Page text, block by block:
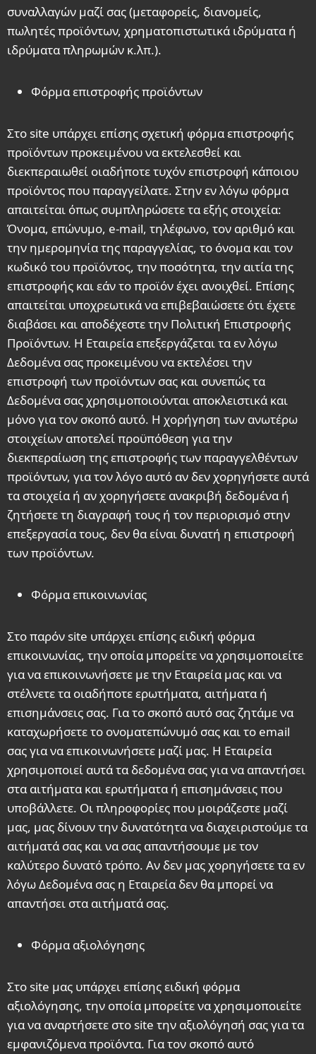
συναλλαγών μαζί σας (μεταφορείς, διανομείς,
πωλητές προϊόντων, χρηματοπιστωτικά ιδρύματα ή
ιδρύματα πληρωμών κ.λπ.).
Φόρμα επιστροφής προϊόντων
Στο site υπάρχει επίσης σχετική φόρμα επιστροφής
προϊόντων προκειμένου να εκτελεσθεί και
διεκπεραιωθεί οιαδήποτε τυχόν επιστροφή κάποιου
προϊόντος που παραγγείλατε. Στην εν λόγω φόρμα
απαιτείται όπως συμπληρώσετε τα εξής στοιχεία:
Όνομα, επώνυμο, e-mail, τηλέφωνο, τον αριθμό και
την ημερομηνία της παραγγελίας, το όνομα και τον
κωδικό του προϊόντος, την ποσότητα, την αιτία της
επιστροφής και εάν το προϊόν έχει ανοιχθεί. Επίσης
απαιτείται υποχρεωτικά να επιβεβαιώσετε ότι έχετε
διαβάσει και αποδέχεστε την Πολιτική Επιστροφής
Προϊόντων. Η Εταιρεία επεξεργάζεται τα εν λόγω
Δεδομένα σας προκειμένου να εκτελέσει την
επιστροφή των προϊόντων σας και συνεπώς τα
Δεδομένα σας χρησιμοποιούνται αποκλειστικά και
μόνο για τον σκοπό αυτό. Η χορήγηση των ανωτέρω
στοιχείων αποτελεί προϋπόθεση για την
διεκπεραίωση της επιστροφής των παραγγελθέντων
προϊόντων, για τον λόγο αυτό αν δεν χορηγήσετε αυτά
τα στοιχεία ή αν χορηγήσετε ανακριβή δεδομένα ή
ζητήσετε τη διαγραφή τους ή τον περιορισμό στην
επεξεργασία τους, δεν θα είναι δυνατή η επιστροφή
των προϊόντων.
Φόρμα επικοινωνίας
Στο παρόν site υπάρχει επίσης ειδική φόρμα
επικοινωνίας, την οποία μπορείτε να χρησιμοποιείτε
για να επικοινωνήσετε με την Εταιρεία μας και να
στέλνετε τα οιαδήποτε ερωτήματα, αιτήματα ή
επισημάνσεις σας. Για το σκοπό αυτό σας ζητάμε να
καταχωρήσετε το ονοματεπώνυμό σας και το email
σας για να επικοινωνήσετε μαζί μας. Η Εταιρεία
χρησιμοποιεί αυτά τα δεδομένα σας για να απαντήσει
στα αιτήματα και ερωτήματα ή επισημάνσεις που
υποβάλλετε. Οι πληροφορίες που μοιράζεστε μαζί
μας, μας δίνουν την δυνατότητα να διαχειριστούμε τα
αιτήματά σας και να σας απαντήσουμε με τον
καλύτερο δυνατό τρόπο. Αν δεν μας χορηγήσετε τα εν
λόγω Δεδομένα σας η Εταιρεία δεν θα μπορεί να
απαντήσει στα αιτήματά σας.
Φόρμα αξιολόγησης
Στο site μας υπάρχει επίσης ειδική φόρμα
αξιολόγησης, την οποία μπορείτε να χρησιμοποιείτε
για να αναρτήσετε στο site την αξιολόγησή σας για τα
εμφανιζόμενα προϊόντα. Για τον σκοπό αυτό